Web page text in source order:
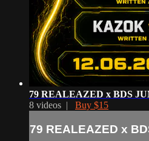
79 REALEAZED x BDS
8 videos | Buy $15
79 REALEAZED x